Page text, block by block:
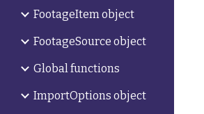
FootageItem object
FootageSource object
Global functions
ImportOptions object